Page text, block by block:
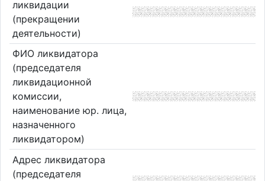
ликвидации
(прекращении
деятельности)
ФИО ликвидатора
(председателя
ликвидационной
комиссии,
наименование юр. лица,
назначенного
ликвидатором)
Адрес ликвидатора
(председателя